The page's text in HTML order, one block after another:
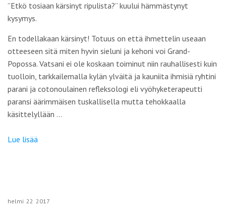
”Etkö tosiaan kärsinyt ripulista?” kuului hämmästynyt
kysymys.
En todellakaan kärsinyt! Totuus on että ihmettelin useaan
otteeseen sitä miten hyvin sieluni ja kehoni voi Grand-
Popossa. Vatsani ei ole koskaan toiminut niin rauhallisesti kuin
tuolloin, tarkkailemalla kylän ylväitä ja kauniita ihmisiä ryhtini
parani ja cotonoulainen refleksologi eli vyöhyketerapeutti
paransi äärimmäisen tuskallisella mutta tehokkaalla
käsittelyllään …
Lue lisää
helmi 22 2017